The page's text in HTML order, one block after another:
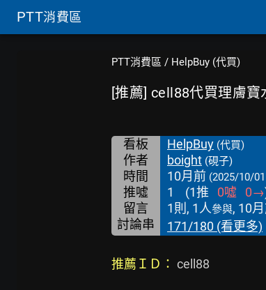
PTT消費區
PTT消費區 / HelpBuy (代買)
[推薦] cell88代買理膚寶
看板 HelpBuy (代買)
作者 boight (硯子)
時間 10月前 (2025/10/
推噓 1 (1推 0噓 0→
留言
1則, 1人參與, 10
討論串 171/180 (看更多)
推薦ＩＤ： cell88